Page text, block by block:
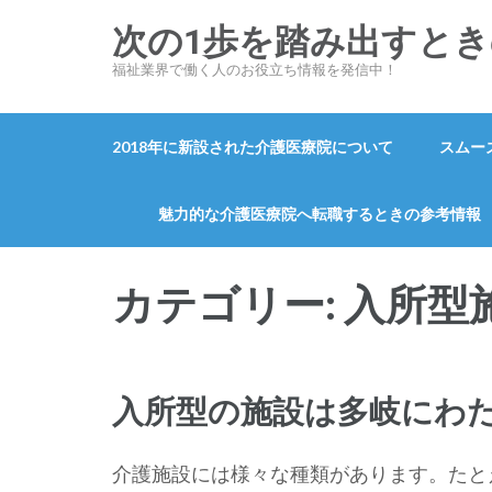
次の1歩を踏み出すと
福祉業界で働く人のお役立ち情報を発信中！
2018年に新設された介護医療院について スムー
魅力的な介護医療院へ転職するときの参考情報
カテゴリー: 入所型
入所型の施設は多岐にわ
介護施設には様々な種類があります。た